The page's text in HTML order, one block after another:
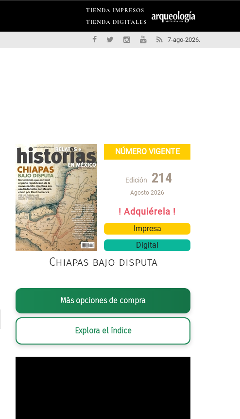
TIENDA IMPRESOS
TIENDA DIGITALES
7-ago-2026.
NÚMERO VIGENTE
Edición 214
Agosto 2026
! Adquiérela !
Impresa
Digital
Chiapas bajo disputa
Más opciones de compra
Explora el índice